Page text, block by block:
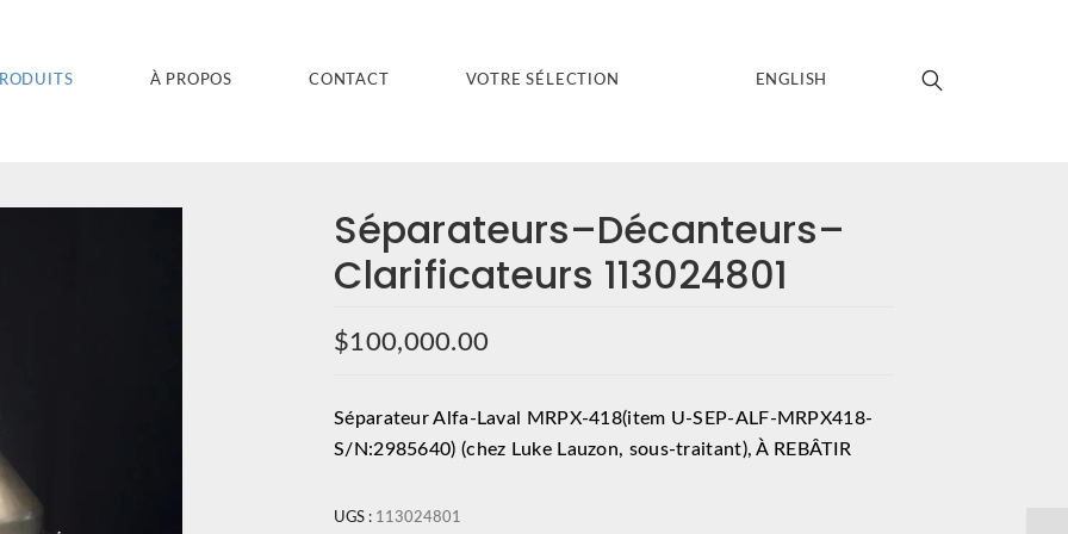
À PROPOS CONTACT VOTRE SÉLECTION ENGLISH
Séparateurs–Décanteurs–
Clarificateurs 113024801
$100,000.00
Séparateur Alfa-Laval MRPX-418(item U-SEP-ALF-MRPX418-
S/N:2985640) (chez Luke Lauzon, sous-traitant), À REBÂTIR
UGS : 113024801